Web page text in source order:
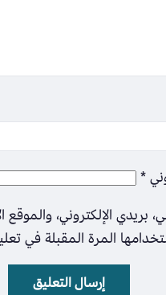
*
بريدي الإلكتروني، والموقع
المرة المقبلة في